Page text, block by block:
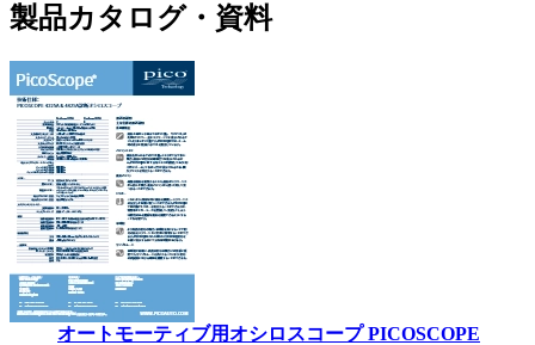
製品カタログ・資料
オートモーティブ用オシロスコープ PICOSCOPE